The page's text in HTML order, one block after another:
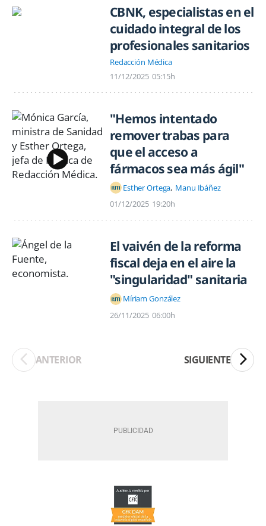
CBNK, especialistas en el
cuidado integral de los
profesionales sanitarios
Redacción Médica
11/12/2025 05:15h
"Hemos intentado
remover trabas para
que el acceso a
fármacos sea más ágil"
Esther Ortega Manu Ibáñez
01/12/2025 19:20h
El vaivén de la reforma
fiscal deja en el aire la
"singularidad" sanitaria
Míriam González
26/11/2025 06:00h
ANTERIOR SIGUIENTE